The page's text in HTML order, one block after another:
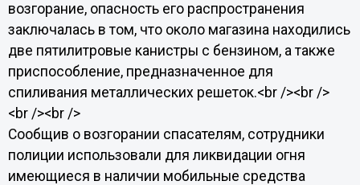
возгорание, опасность его распространения
заключалась в том, что около магазина находились
две пятилитровые канистры с бензином, а также
приспособление, предназначенное для
спиливания металлических решеток.<br /><br />
<br /><br />
Сообщив о возгорании спасателям, сотрудники
полиции использовали для ликвидации огня
имеющиеся в наличии мобильные средства